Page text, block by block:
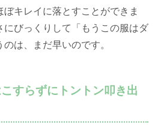
キレイに落とすことができま
にびっくりして「もうこの服はダ
は、まだ早いのです。
すらずにトントン叩き出